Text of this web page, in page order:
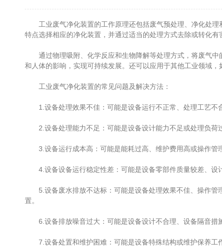
工业废气净化装置的工作原理还包括废气预处理、净化处理
特点选择相应的净化装置，并通过适当的处理方式去除或转化
通过物理吸附、化学反应和生物降解等处理方式，将废气中
和人体的影响，实现可持续发展。还可以应用于其他工业领域
工业废气净化装置的常见问题及解决方法：
1.设备处理效果不佳：可能是设备运行不正常、处理工艺不
2.设备处理能力不足：可能是设备设计能力不足或处理负荷
3.设备运行成本高：可能是能耗过高、维护费用高或操作管
4.设备设备运行稳定性差：可能是设备零部件质量较差、设
5.设备废水排放不达标：可能是设备处理效果不佳、操作管
置。
6.设备排放噪音过大：可能是设备设计不合理、设备隔音措
7.设备处置和维护困难：可能是设备特殊结构或维护保养工